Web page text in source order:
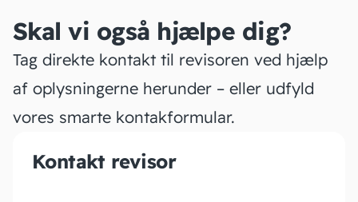
Skal vi også hjælpe dig?
Tag direkte kontakt til revisoren ved hjælp
af oplysningerne herunder – eller udfyld
vores smarte kontakformular.
Kontakt revisor